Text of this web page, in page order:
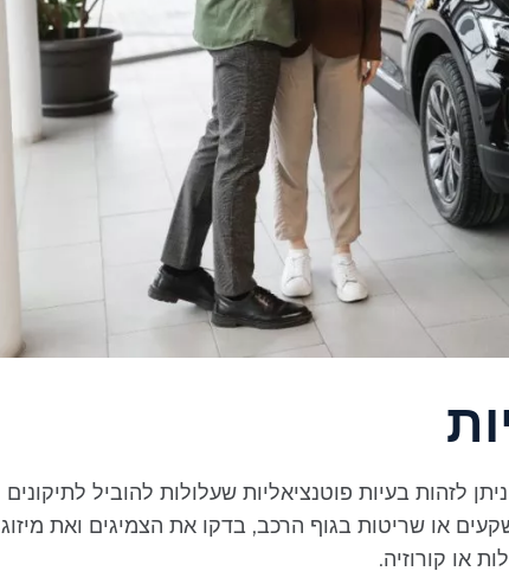
לזהות בעיות פוטנציאליות שעלולות להוביל לתיקונים
או שריטות בגוף הרכב, בדקו את הצמיגים ואת מיזוג
או קורוזיה.